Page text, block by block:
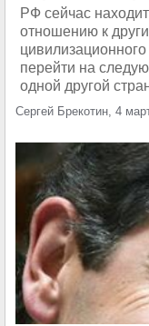
РФ сейчас
отношению к
перейти на
одной другой
Сергей Брекотин, 4